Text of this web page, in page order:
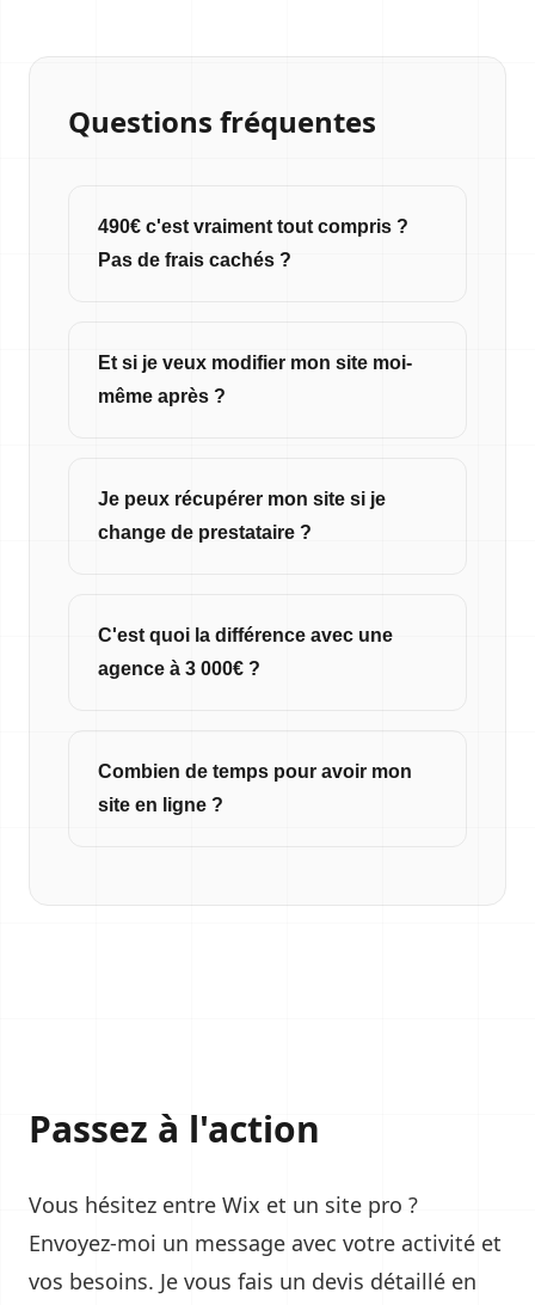
Questions fréquentes
490€ c'est vraiment tout compris ?
Pas de frais cachés ?
Et si je veux modifier mon site moi-
même après ?
Je peux récupérer mon site si je
change de prestataire ?
C'est quoi la différence avec une
agence à 3 000€ ?
Combien de temps pour avoir mon
site en ligne ?
Passez à l'action
Vous hésitez entre Wix et un site pro ?
Envoyez-moi un message avec votre activité et
vos besoins. Je vous fais un devis détaillé en